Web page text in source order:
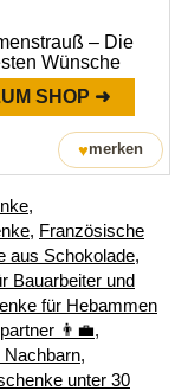
– Die
Wünsche
SHOP ➜
♥merken
,
, Französische
aus Schokolade,
Bauarbeiter und
für Hebammen
👨‍💼,
,
unter 30